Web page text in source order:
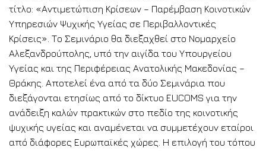
τίτλο: «Αντιμετώπιση Κρίσεων – Παρέμβαση Κοινοτικών
Υπηρεσιών Ψυχικής Υγείας σε Περιβαλλοντικές
Κρίσεις». Το Σεμινάριο θα διεξαχθεί στο Νομαρχείο
Αλεξανδρούπολης, υπό την αιγίδα του Υπουργείου
Υγείας και της Περιφέρειας Ανατολικής Μακεδονίας –
Θράκης. Αποτελεί ένα από τα δύο Σεμινάρια που
διεξάγονται ετησίως από το δίκτυο EUCOMS για την
ανάδειξη καλών πρακτικών στο πεδίο της κοινοτικής
ψυχικής υγείας και αναμένεται να συμμετέχουν εταίροι
από διάφορες Ευρωπαϊκές χώρες. Η επιλογή του τόπου